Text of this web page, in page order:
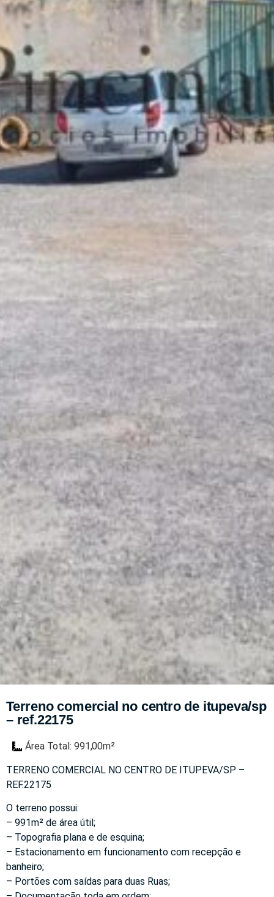
Terreno comercial no centro de itupeva/sp
– ref.22175
Área Total: 991,00m²
TERRENO COMERCIAL NO CENTRO DE ITUPEVA/SP –
REF.22175
O terreno possui:
– 991m² de área útil;
– Topografia plana e de esquina;
– Estacionamento em funcionamento com recepção e
banheiro;
– Portões com saídas para duas Ruas;